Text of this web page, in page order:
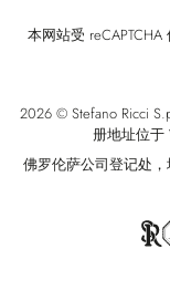
本网站受
2026 © Stefano Ricci
册地址位于
佛罗伦萨公司登记处